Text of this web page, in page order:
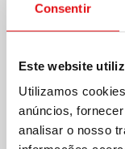
Consentir
Este website
Utilizamos
anúncios,
analisar o nosso